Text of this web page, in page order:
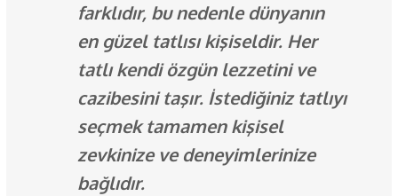
farklıdır, bu nedenle dünyanın
en güzel tatlısı kişiseldir. Her
tatlı kendi özgün lezzetini ve
cazibesini taşır. İstediğiniz tatlıyı
seçmek tamamen kişisel
zevkinize ve deneyimlerinize
bağlıdır.